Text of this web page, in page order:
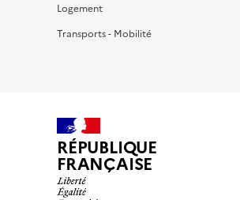
Logement
Transports - Mobilité
RÉPUBLIQUE
FRANÇAISE